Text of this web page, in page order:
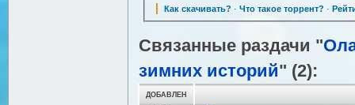
Как скачивать? · Что такое торрент? ·
Связанные раздачи "
зимних историй" (2):
ДОБАВЛЕН